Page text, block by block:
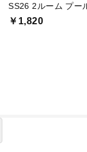
SS26 2ルーム プー
￥1,820